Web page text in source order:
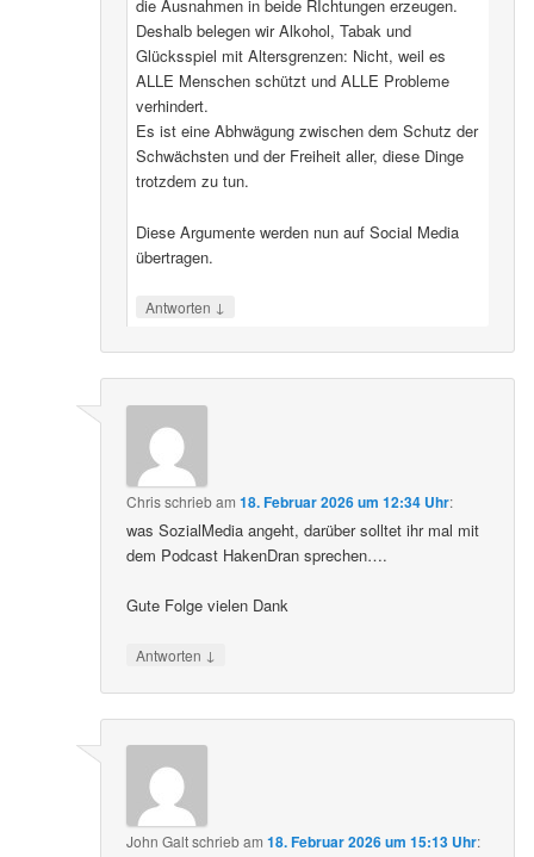
die Ausnahmen in beide RIchtungen erzeugen.
Deshalb belegen wir Alkohol, Tabak und
Glücksspiel mit Altersgrenzen: Nicht, weil es
ALLE Menschen schützt und ALLE Probleme
verhindert.
Es ist eine Abhwägung zwischen dem Schutz der
Schwächsten und der Freiheit aller, diese Dinge
trotzdem zu tun.
Diese Argumente werden nun auf Social Media
übertragen.
Antworten ↓
Chrisschriebam18. Februar 2026 um 12:34 Uhr:
was SozialMedia angeht, darüber solltet ihr mal mit
dem Podcast HakenDran sprechen….
Gute Folge vielen Dank
Antworten ↓
John Galtschriebam18. Februar 2026 um 15:13 Uhr: